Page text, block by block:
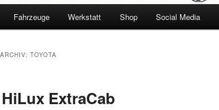
Fahrzeuge Werkstatt Shop Social Media
TOYOTA
ExtraCab